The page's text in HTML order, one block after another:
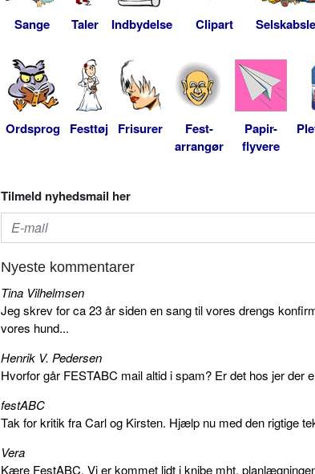
Sange Taler Indbydelse Clipart
Ordsprog Festtøj Frisurer
Fest-
arrangør
Papir-
flyvere
Tilmeld nyhedsmail her
Nyeste kommentarer
Tina Vilhelmsen
Jeg skrev for ca 23 år siden en sang til vores drengs
vores hund...
Henrik V. Pedersen
Hvorfor går FESTABC mail altid i spam? Er det hos jer der
festABC
Tak for kritik fra Carl og Kirsten. Hjælp nu med den rigtige
Vera
Kære FestABC, Vi er kommet lidt i knibe mht.